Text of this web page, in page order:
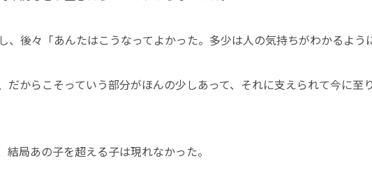
、後々「あんたはこうなってよかった。多少は人の気持ちがわかるよ
だからこそっていう部分がほんの少しあって、それに支えられて今に至
局あの子を超える子は現れなかった。